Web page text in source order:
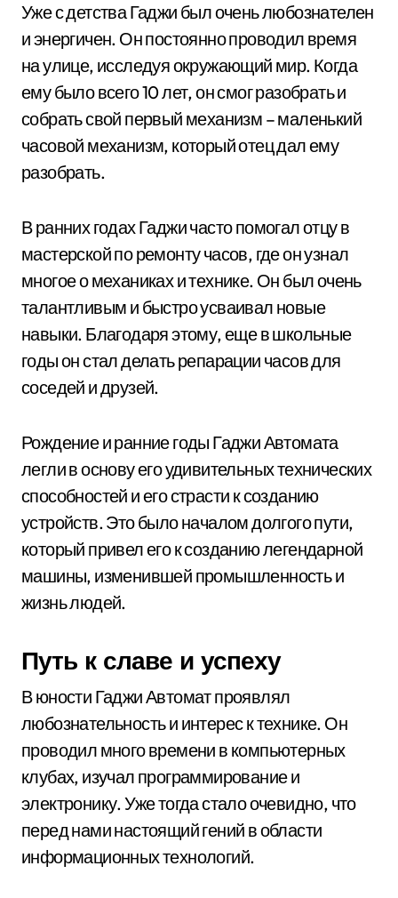
Уже с детства Гаджи был очень любознателен
и энергичен. Он постоянно проводил время
на улице, исследуя окружающий мир. Когда
ему было всего 10 лет, он смог разобрать и
собрать свой первый механизм – маленький
часовой механизм, который отец дал ему
разобрать.
В ранних годах Гаджи часто помогал отцу в
мастерской по ремонту часов, где он узнал
многое о механиках и технике. Он был очень
талантливым и быстро усваивал новые
навыки. Благодаря этому, еще в школьные
годы он стал делать репарации часов для
соседей и друзей.
Рождение и ранние годы Гаджи Автомата
легли в основу его удивительных технических
способностей и его страсти к созданию
устройств. Это было началом долгого пути,
который привел его к созданию легендарной
машины, изменившей промышленность и
жизнь людей.
Путь к славе и успеху
В юности Гаджи Автомат проявлял
любознательность и интерес к технике. Он
проводил много времени в компьютерных
клубах, изучал программирование и
электронику. Уже тогда стало очевидно, что
перед нами настоящий гений в области
информационных технологий.